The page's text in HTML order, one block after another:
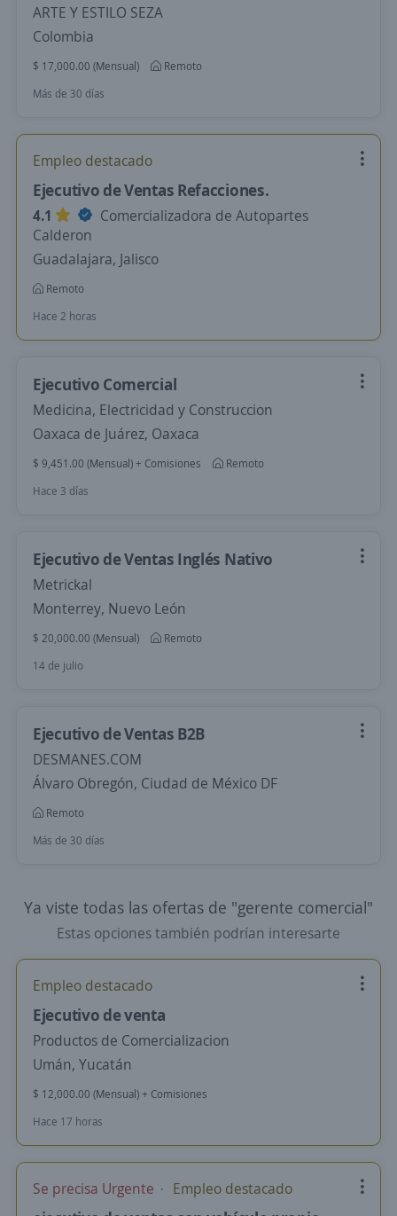
ARTE Y ESTILO SEZA
Colombia
$ 17,000.00 (Mensual)
Remoto
Más de 30 días
Empleo destacado
Ejecutivo de Ventas Refacciones.
4.1
Comercializadora de Autopartes
Calderon
Guadalajara, Jalisco
Remoto
Hace 2 horas
Ejecutivo Comercial
Medicina, Electricidad y Construccion
Oaxaca de Juárez, Oaxaca
$ 9,451.00 (Mensual) + Comisiones
Remoto
Hace 3 días
Ejecutivo de Ventas Inglés Nativo
Metrickal
Monterrey, Nuevo León
$ 20,000.00 (Mensual)
Remoto
14 de julio
Ejecutivo de Ventas B2B
DESMANES.COM
Álvaro Obregón, Ciudad de México DF
Remoto
Más de 30 días
Ya viste todas las ofertas de "gerente comercial"
Estas opciones también podrían interesarte
Empleo destacado
Ejecutivo de venta
Productos de Comercializacion
Umán, Yucatán
$ 12,000.00 (Mensual) + Comisiones
Hace 17 horas
Se precisa Urgente Empleo destacado